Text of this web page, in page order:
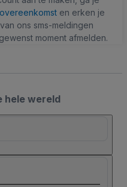
en erken je
ons sms-meldingen
moment afmelden.
hele wereld